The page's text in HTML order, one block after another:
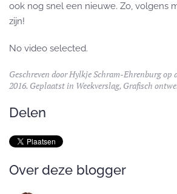
ook nog snel een nieuwe. Zo, volgens
zijn!
No video selected.
Geschreven doorHylkje Schram-Ehrenburgop
2016. Geplaatst in Weekverslag, Grafisch
Delen
Over deze blogger